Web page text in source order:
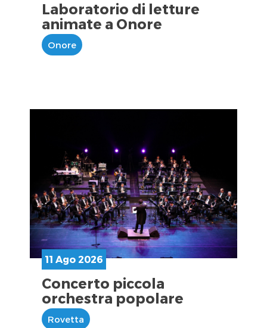
Laboratorio di letture
animate a Onore
Onore
11 Ago 2026
Concerto piccola
orchestra popolare
Rovetta